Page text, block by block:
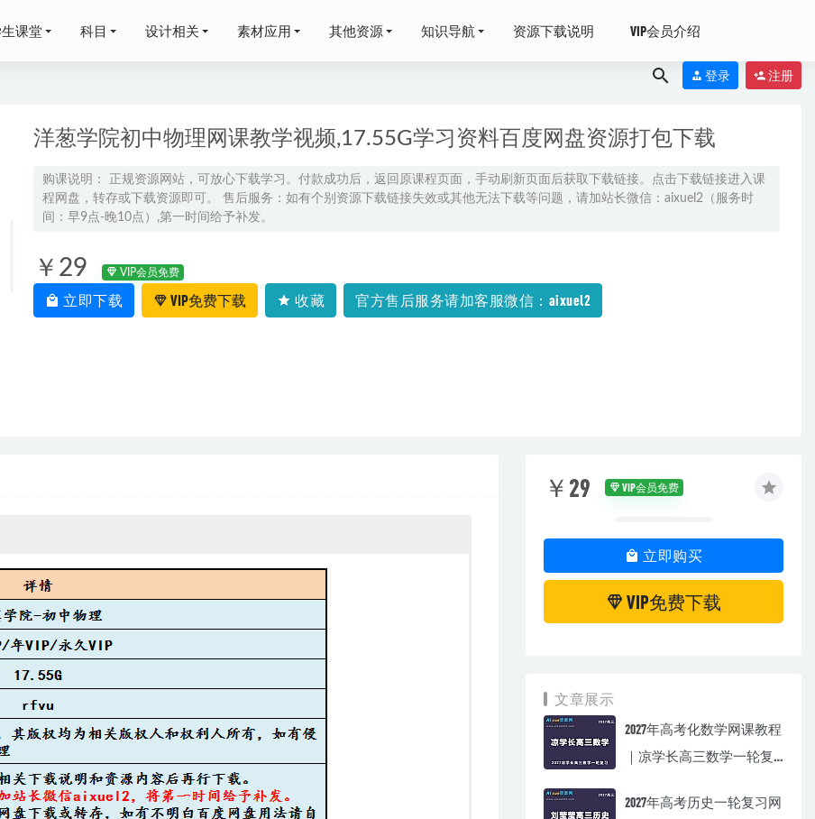
课堂 科目 设计相关 素材应用 其他资源 知识导航 资源下载说明 VIP会员介绍
登录 注册
洋葱学院初中物理网课教学视频,17.55G学习资料百度网盘资源打包下载
购课说明： 正规资源网站，可放心下载学习。付款成功后，返回原课程页面，手动刷新页面后获取下载链接。点击下载链接进入课
程网盘，转存或下载资源即可。 售后服务：如有个别资源下载链接失效或其他无法下载等问题，请加站长微信：aixuel2（服务时
间：早9点-晚10点）,第一时间给予补发。
￥29 VIP会员免费
立即下载 VIP免费下载 收藏 官方售后服务请加客服微信：aixuel2
￥29 VIP会员免费
立即购买
VIP免费下载
文章展示
2027年高考化数学网课教程
｜凉学长高三数学一轮复
2027年高考历史一轮复习网
高二语文a+秋季班视频教程+课堂笔记 2023-08-30
英语网课2024何红艳高二英语a教程寒假班 2024-02-05
数学课程报课推荐- 邓城数学怎么样 2024-03-03